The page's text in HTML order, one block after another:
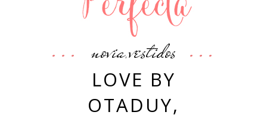
novia,vestidos
LOVE BY
OTADUY,